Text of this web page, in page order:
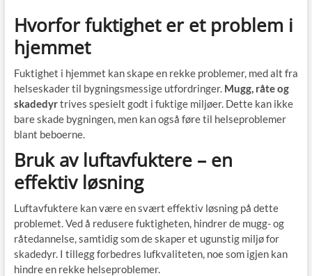
Hvorfor fuktighet er et problem i
hjemmet
Fuktighet i hjemmet kan skape en rekke problemer, med alt fra
helseskader til bygningsmessige utfordringer. Mugg, råte og
skadedyrtrives spesielt godt i fuktige miljøer. Dette kan ikke
bare skade bygningen, men kan også føre til helseproblemer
blant beboerne.
Bruk av luftavfuktere – en
effektiv løsning
Luftavfuktere kan være en svært effektiv løsning på dette
problemet. Ved å redusere fuktigheten, hindrer de mugg- og
råtedannelse, samtidig som de skaper et ugunstig miljø for
skadedyr. I tillegg forbedres lufkvaliteten, noe som igjen kan
hindre en rekke helseproblemer.